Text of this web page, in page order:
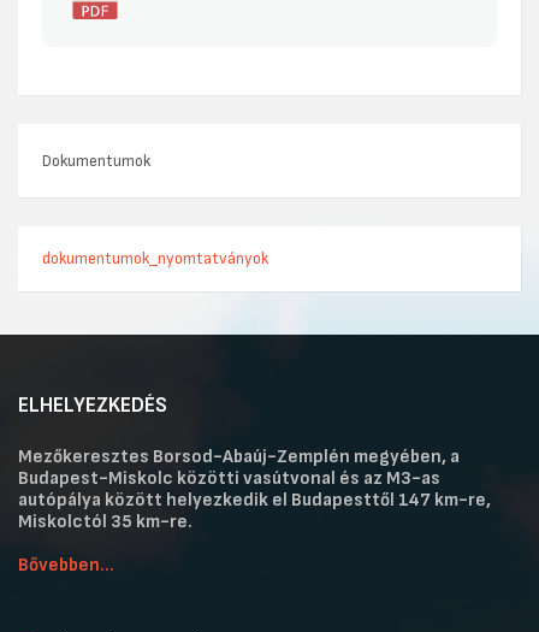
Dokumentumok
dokumentumok_nyomtatványok
ELHELYEZKEDÉS
Mezőkeresztes Borsod-Abaúj-Zemplén megyében, a
Budapest-Miskolc közötti vasútvonal és az M3-as
autópálya között helyezkedik el Budapesttől 147 km-re,
Miskolctól 35 km-re.
Bővebben...